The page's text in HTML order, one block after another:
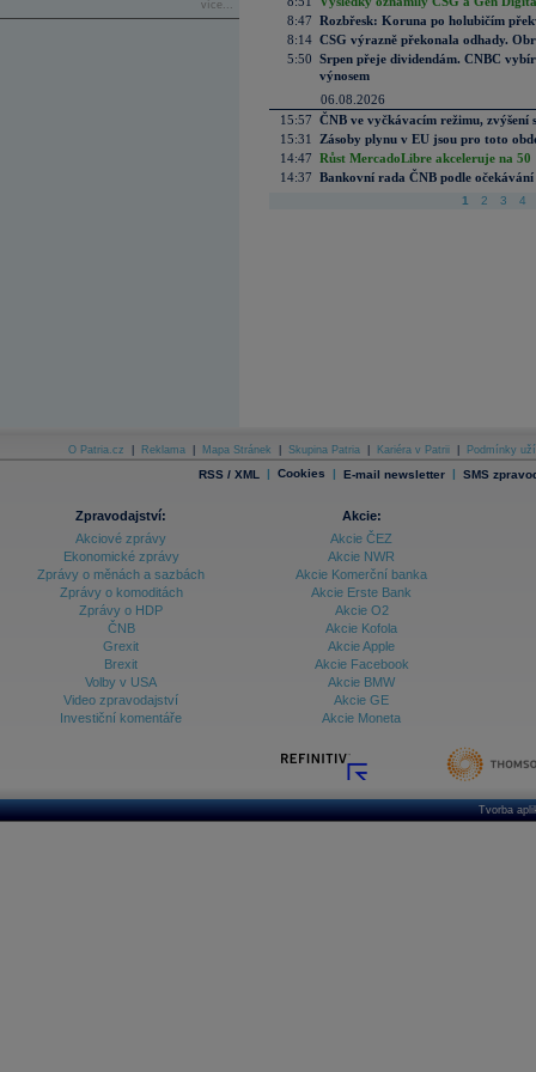
více...
8:47 Rozbřesk: Koruna po holubičím
8:14 CSG výrazně překonala odhady.
5:50 Srpen přeje dividendám. CNBC
výnosem
06.08.2026
15:57 ČNB ve vyčkávacím režimu, zvýšení
15:31
Zásoby plynu v EU jsou pro toto
14:47 Růst MercadoLibre akceleruje na
14:37 Bankovní rada ČNB podle
1 2 3 4
O Patria.cz Reklama Mapa Stránek Skupina Patria Kariéra v Patrii Podmínky
RSS / XML | Cookies | E-mail newsletter | SMS
Zpravodajství:
Akciové zprávy
Ekonomické zprávy
Zprávy o měnách a sazbách
Zprávy o komoditách
Zprávy o HDP
ČNB
Grexit
Brexit
Volby v USA
Video zpravodajství
Investiční komentáře
Akcie:
Akcie ČEZ
Akcie NWR
Akcie Komerční banka
Akcie Erste Bank
Akcie O2
Akcie Kofola
Akcie Apple
Akcie Facebook
Akcie BMW
Akcie GE
Akcie Moneta
Tvorba